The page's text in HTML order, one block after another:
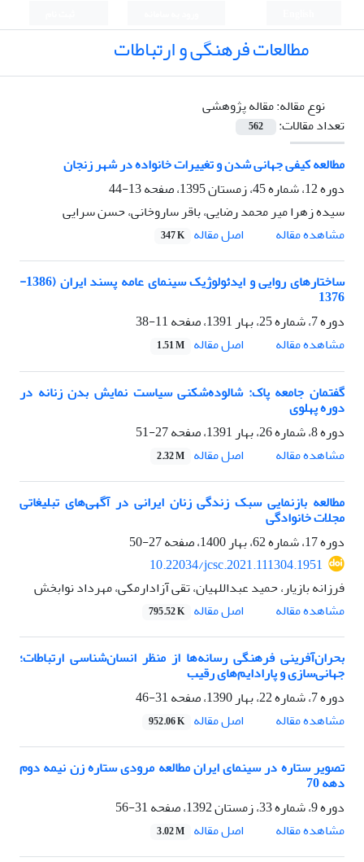
مطالعات فرهنگی و ارتباطات
نوع مقاله:مقاله پژوهشی
تعداد مقالات:
562
مطالعه کیفی جهانی شدن و تغییرات خانواده در شهر زنجان
دوره 12، شماره 45، زمستان 1395، صفحه
13-44
سیده زهرا میر محمد رضایی، باقر ساروخانی، حسن سرایی
مشاهده مقاله
اصل مقاله 347 K
ساختارهای روایی و ایدئولوژیک سینمای عامه پسند ایران (1386-
1376
دوره 7، شماره 25، بهار 1391، صفحه
11-38
مشاهده مقاله
اصل مقاله 1.51 M
گفتمان جامعه پاک: شالوده‌شکنی سیاست نمایش بدن زنانه در
دوره پهلوی
دوره 8، شماره 26، بهار 1391، صفحه
27-51
مشاهده مقاله
اصل مقاله 2.32 M
مطالعه بازنمایی سبک زندگی زنان ایرانی در آگهی‌های تبلیغاتی
مجلات خانوادگی
دوره 17، شماره 62، بهار 1400، صفحه
27-50
10.22034/jcsc.2021.111304.1951
فرزانه بازیار، حمید عبداللهیان، تقی آزادارمکی، مهرداد نوابخش
مشاهده مقاله
اصل مقاله 795.52 K
بحران‌آفرینی فرهنگی رسانه‌ها از منظر انسان‌شناسی ارتباطات؛
جهانی‌سازی و پارادایم‌های رقیب
دوره 7، شماره 22، بهار 1390، صفحه
31-46
مشاهده مقاله
اصل مقاله 952.06 K
تصویر ستاره در سینمای ایران مطالعه مرودی ستاره زن نیمه دوم
دهه 70
دوره 9، شماره 33، زمستان 1392، صفحه
31-56
مشاهده مقاله
اصل مقاله 3.02 M